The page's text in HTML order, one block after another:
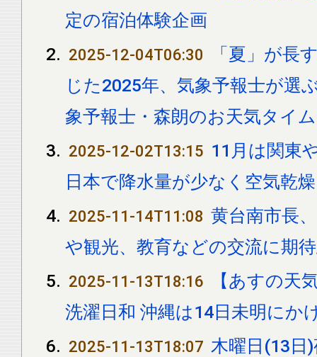
定の宿泊体験企画
2025-12-04T06:30
「夏」が長
じた2025年、気象予報士が選
象予報士・森朗のお天気タイ
2025-12-02T13:15 11月は関東
日本で降水量が少なく空気乾
2025-11-14T11:08 黄台南市長
や観光、教育などの交流に期
2025-11-13T18:16
【あすの天
洗濯日和 沖縄は14日未明にか
2025-11-13T18:07 木曜日(13日